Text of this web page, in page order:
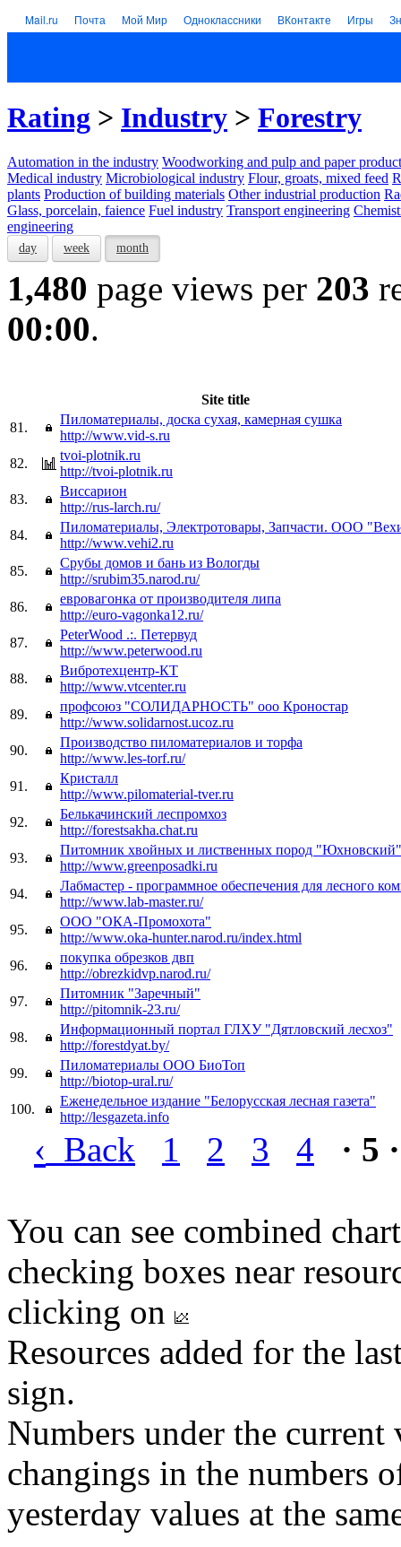
Mail.ru Почта Мой Мир Одноклассники ВКонтакте Игры
Rating > Industry > Forestry
Automation in the industry Woodworking and pulp and paper
Medical industry Microbiological industry Flour, groats, mixed feed
plants Production of building materials Other industrial production
Glass, porcelain, faience Fuel industry Transport engineering
engineering
day week month
1,480 page views per 203
00:00.
Site title
81.
Пиломатериалы, доска сухая, камерная сушка
http://www.vid-s.ru
82.
tvoi-plotnik.ru
http://tvoi-plotnik.ru
83.
Виссарион
http://rus-larch.ru/
84.
Пиломатериалы, Электротовары, Запчасти. ООО
http://www.vehi2.ru
85.
Срубы домов и бань из Вологды
http://srubim35.narod.ru/
86.
евровагонка от производителя липа
http://euro-vagonka12.ru/
87.
PeterWood .:. Петервуд
http://www.peterwood.ru
88.
Вибротехцентр-КТ
http://www.vtcenter.ru
89.
профсоюз "СОЛИДАРНОСТЬ" ооо Кроностар
http://www.solidarnost.ucoz.ru
90.
Производство пиломатериалов и торфа
http://www.les-torf.ru/
91.
Кристалл
http://www.pilomaterial-tver.ru
92.
Белькачинский леспромхоз
http://forestsakha.chat.ru
93.
Питомник хвойных и лиственных пород "Юхновский"
http://www.greenposadki.ru
94.
Лабмастер - программное обеспечения для лесного
http://www.lab-master.ru/
95.
ООО "ОКА-Промохота"
http://www.oka-hunter.narod.ru/index.html
96.
покупка обрезков двп
http://obrezkidvp.narod.ru/
97.
Питомник "Заречный"
http://pitomnik-23.ru/
98.
Информационный портал ГЛХУ "Дятловский лесхоз"
http://forestdyat.by/
99.
Пиломатериалы ООО БиоТоп
http://biotop-ural.ru/
100.
Еженедельное издание "Белорусская лесная газета"
http://lesgazeta.info
‹ Back 1 2 3 4 · 5 ·
You can see combined
checking boxes near
clicking on
Resources added for the
sign.
Numbers under the
changings in the numbers
yesterday values at the